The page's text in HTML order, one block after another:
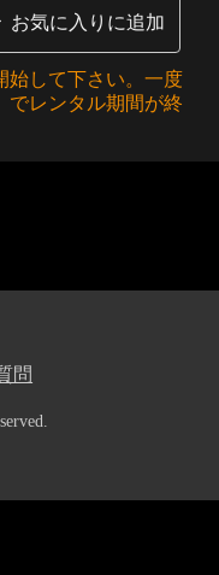
お気に入りに追加
始して下さい。一度
でレンタル期間が終
問